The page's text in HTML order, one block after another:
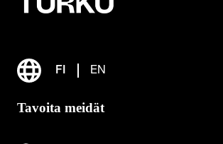
FI EN
Tavoita meidät